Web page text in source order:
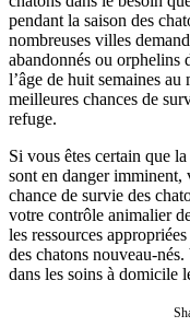
pendant la saison des
nombreuses villes
abandonnés ou orphelins
l’âge de huit semaines
meilleures chances de
refuge.
Si vous êtes certain que
sont en danger imminent,
chance de survie des
votre contrôle animalier
les ressources
des chatons nouveau-
dans les soins à domicile